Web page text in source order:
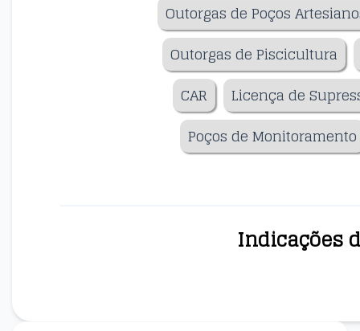
Outorgas de Poços
Outorgas de Piscicultura
CAR
Licença de
Poços de Monitoramento
Indicações